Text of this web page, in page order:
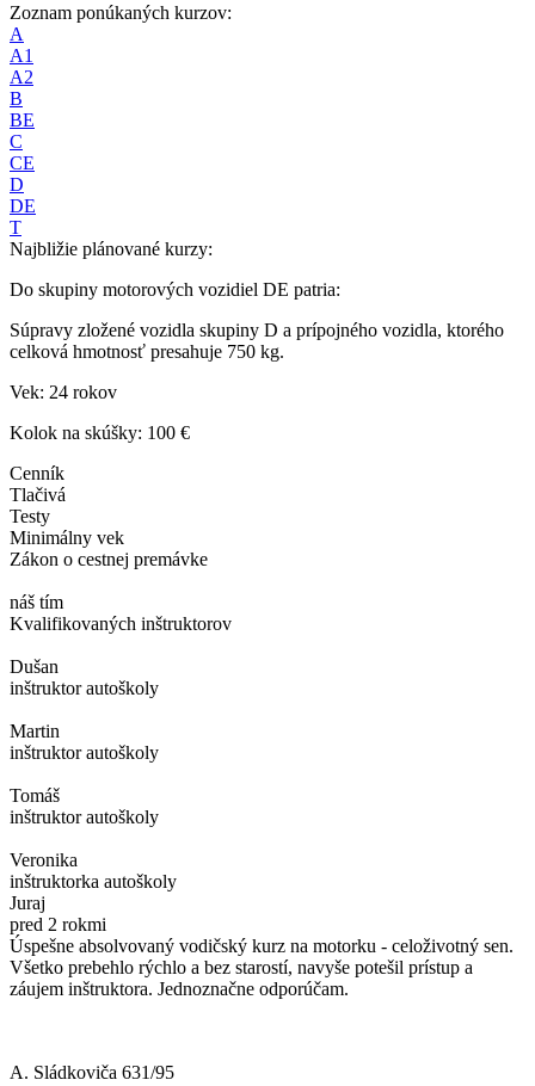
Zoznam ponúkaných kurzov:
A
A1
A2
B
BE
C
CE
D
DE
T
Najbližie plánované kurzy:
Do skupiny motorových vozidiel DE patria:
Súpravy zložené vozidla skupiny D a prípojného vozidla, ktorého
celková hmotnosť presahuje 750 kg.
Vek: 24 rokov
Kolok na skúšky: 100 €
Cenník
Tlačivá
Testy
Minimálny vek
Zákon o cestnej premávke
náš tím
Kvalifikovaných inštruktorov
Dušan
inštruktor autoškoly
Martin
inštruktor autoškoly
Tomáš
inštruktor autoškoly
Veronika
inštruktorka autoškoly
Juraj
pred 2 rokmi
Úspešne absolvovaný vodičský kurz na motorku - celoživotný sen.
Všetko prebehlo rýchlo a bez starostí, navyše potešil prístup a
záujem inštruktora. Jednoznačne odporúčam.
A. Sládkoviča 631/95